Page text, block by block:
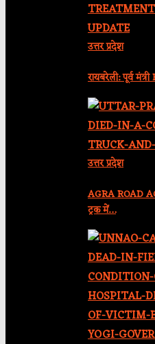
उत्तर प्रदेश
रायबरेली: पूर्व
उत्तर प्रदेश
AGRA ROAD
ट्रक में…